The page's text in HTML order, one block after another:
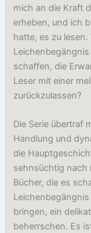
mich an die Kraft
erheben, und ich
hatte, es zu
schaffen, die
Leser mit einer
zurückzulassen?
Die Serie übertraf
Handlung und
die
sehnsüchtig nach
Bücher, die es
bringen, ein
beherrschen. Es